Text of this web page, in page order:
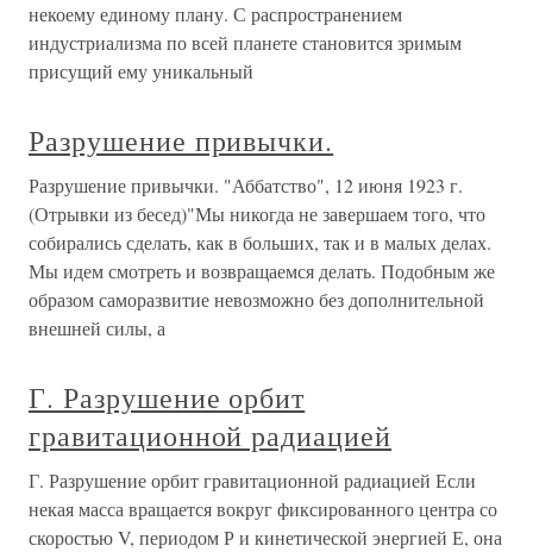
некоему единому плану. С распространением
индустриализма по всей планете становится зримым
присущий ему уникальный
Разрушение привычки.
Разрушение привычки. "Аббатство", 12 июня 1923 г.
(Отрывки из бесед)"Мы никогда не завершаем того, что
собирались сделать, как в больших, так и в малых делах.
Мы идем смотреть и возвращаемся делать. Подобным же
образом саморазвитие невозможно без дополнительной
внешней силы, а
Г. Разрушение орбит
гравитационной радиацией
Г. Разрушение орбит гравитационной радиацией Если
некая масса вращается вокруг фиксированного центра со
скоростью V, периодом Р и кинетической энергией Е, она